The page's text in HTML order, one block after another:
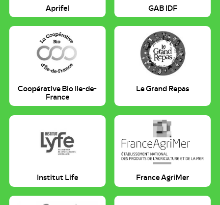
Aprifel GAB IDF
Coopérative Bio Ile-de-
France
Le Grand Repas
Institut Life France AgriMer